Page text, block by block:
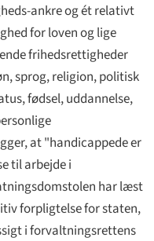
ankre og ét relativt
for loven og lige
frihedsrettigheder
sprog, religion, politisk
fødsel, uddannelse,
at "handicappede er
til arbejde i
har læst
forpligtelse for staten,
i forvaltningsrettens